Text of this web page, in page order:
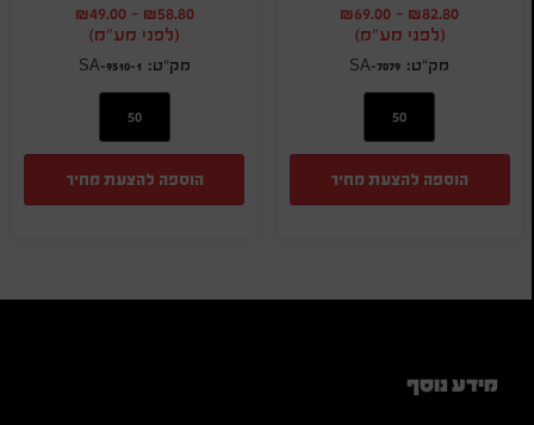
₪82.80
-
₪69.00
(לפני מע"מ)
SA-7079
הוספה להצעת מחיר
₪58.80
-
₪49.00
(לפני מע"מ)
SA-9510-1
הוספה להצעת מחיר
מידע נוסף